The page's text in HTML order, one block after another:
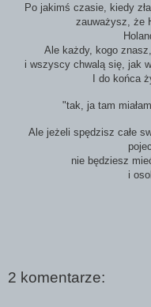
Po jakimś czasie, kiedy
zauważysz, że
Ale każdy, kogo
i wszyscy chwalą się, jak
I do końca
"tak, ja tam
Ale jeżeli spędzisz całe
nie będziesz
i
2 komentarze: